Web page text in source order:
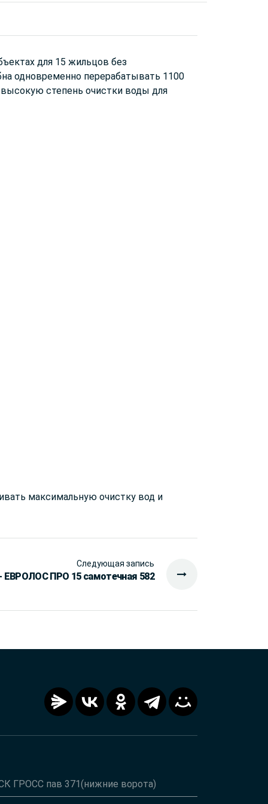
для 15 жильцов без
одновременно перерабатывать 1100
степень очистки воды для
максимальную очистку вод и
Следующая запись
ЕВРОЛОС ПРО 15 самотечная 582
ГРОСС пав 371(нижние ворота)